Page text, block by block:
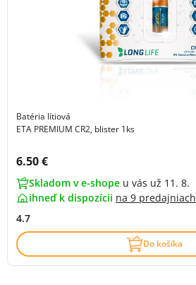
Batéria lítiová
ETA PREMIUM CR2, blister 1ks
Cena s DPH:
6.50 €
Skladom v e-shope u vás už 11. 8.
ihneď k dispozícii na 9 predajniach
4.7
Do košíka